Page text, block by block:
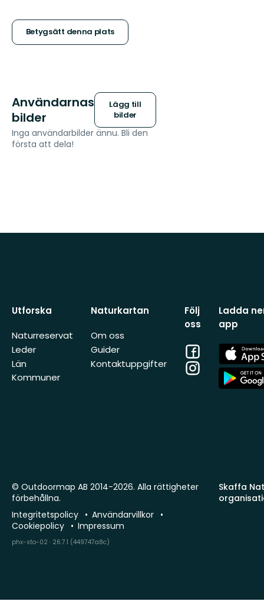
stjärnor
Betygsätt denna plats
Användarnas
bilder
Lägg till
bilder
Inga användarbilder ännu. Bli den
första att dela!
Utforska
Naturreservat
Leder
Län
Kommuner
Naturkartan
Om oss
Guider
Kontaktuppgifter
Följ
oss
Facebook
Instagram
Ladda
app
App
Store
App
Store
Skaffa
© Outdoormap AB 2014-2026. Alla rättigheter
förbehållna.
Integritetspolicy
Användarvillkor
Cookiepolicy
Impressum
phx-sto-02 · 26.7.1 (449747a8c)